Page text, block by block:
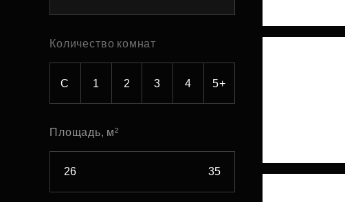
Рефинансирование
Количество комнат
С 1 2 3 4 5+
Площадь, м²